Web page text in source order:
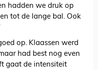
hadden we druk op
tot de lange bal. Ook
op. Klaassen werd
had best nog even
gaat de intensiteit